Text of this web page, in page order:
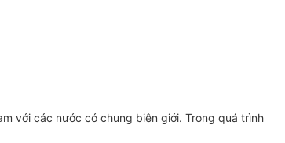
với các nước có chung biên giới. Trong quá trình